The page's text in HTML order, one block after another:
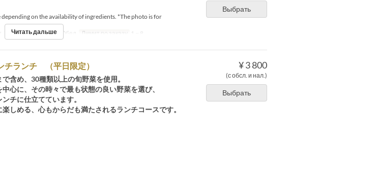
Выбрать
depending on the availability of ingredients. *The photo is for
Пт Приемы пищи Обед Лимит по заказу 1 ~ 8
Читать дальше
¥ 3 800
(с обсл. и нал.)
Выбрать
チランチ （平日限定）
含め、30種類以上の旬野菜を使用。
心に、その時々で最も状態の良い野菜を選び、
チに仕立てています。
しめる、心もからだも満たされるランチコースです。